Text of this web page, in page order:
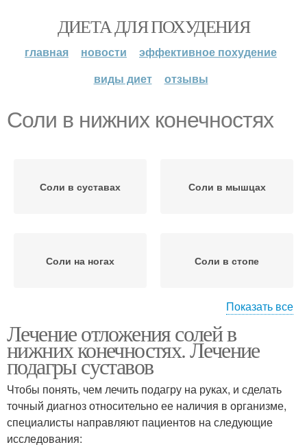
ДИЕТА ДЛЯ ПОХУДЕНИЯ
главная новости
эффективное похудение
виды диет
отзывы
Соли в нижних конечностях
Соли в суставах Соли в мышцах
Соли на ногах Соли в стопе
Соли в ногах
Показать все
Лечение отложения солей в
нижних конечностях. Лечение
подагры суставов
Чтобы понять, чем лечить подагру на руках, и сделать
точный диагноз относительно ее наличия в организме,
специалисты направляют пациентов на следующие
исследования: